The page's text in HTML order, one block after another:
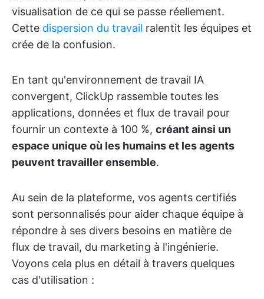
visualisation de ce qui se passe réellement.
Cette dispersion du travail ralentit les équipes et
crée de la confusion.
En tant qu'environnement de travail IA
convergent, ClickUp rassemble toutes les
applications, données et flux de travail pour
fournir un contexte à 100 %, créant ainsi un
espace unique où les humains et les agents
peuvent travailler ensemble.
Au sein de la plateforme, vos agents certifiés
sont personnalisés pour aider chaque équipe à
répondre à ses divers besoins en matière de
flux de travail, du marketing à l'ingénierie.
Voyons cela plus en détail à travers quelques
cas d'utilisation :